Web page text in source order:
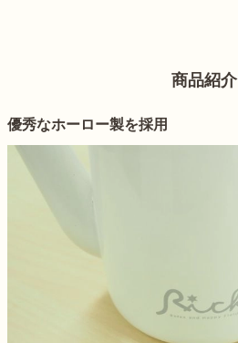
商品紹介
優秀なホーロー製を採用